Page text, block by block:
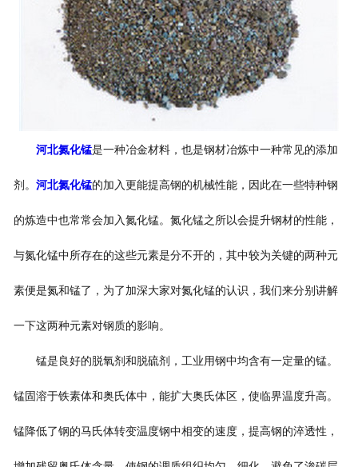
河北氮化锰是一种冶金材料，也是钢材冶炼中一种常见的添加
剂。 河北氮化锰的加入更能提高钢的机械性能，因此在一些特种钢
的炼造中也常常会加入氮化锰。氮化锰之所以会提升钢材的性能，
与氮化锰中所存在的这些元素是分不开的，其中较为关键的两种元
素便是氮和锰了，为了加深大家对氮化锰的认识，我们来分别讲解
一下这两种元素对钢质的影响。
锰是良好的脱氧剂和脱硫剂，工业用钢中均含有一定量的锰。
锰固溶于铁素体和奥氏体中，能扩大奥氏体区，使临界温度升高。
锰降低了钢的马氏体转变温度钢中相变的速度，提高钢的淬透性，